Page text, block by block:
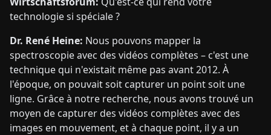
technologie si spéciale ?
Dr. René Heine: Nous pouvons mapper la
spectroscopie avec des vidéos complètes – c'est une
technique qui n'existait même pas avant 2012. À
l'époque, on pouvait soit capturer un point soit une
ligne. Grâce à notre recherche, nous avons trouvé un
moyen de capturer des vidéos complètes avec des
images en mouvement, et à chaque point, il y a un